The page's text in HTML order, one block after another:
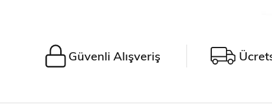
Güvenli Alışveriş